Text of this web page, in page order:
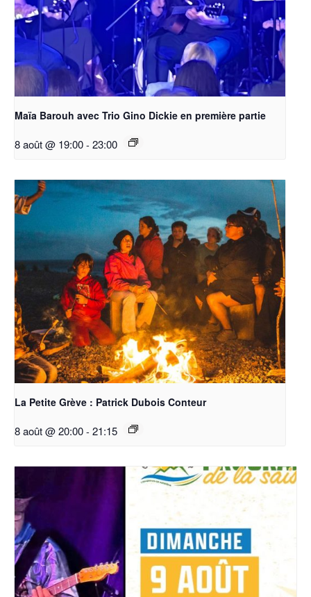
Maïa Barouh avec Trio Gino Dickie en première partie
8 août @ 19:00- 23:00
La Petite Grève : Patrick Dubois Conteur
8 août @ 20:00- 21:15